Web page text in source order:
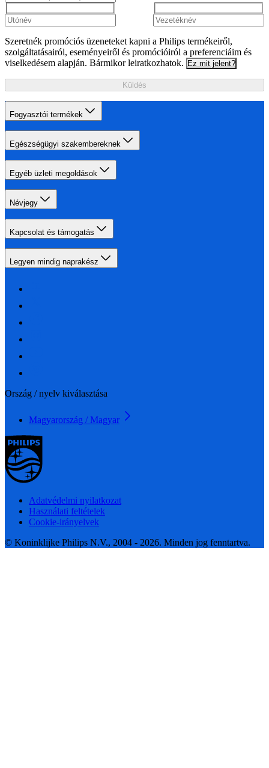
Szeretnék promóciós üzeneteket kapni a Philips termékeiről,
szolgáltatásairól, eseményeiről és promócióiról a preferenciáim és
viselkedésem alapján. Bármikor leiratkozhatok. Ez mit jelent?
Küldés
Fogyasztói termékek
Egészségügyi szakembereknek
Egyéb üzleti megoldások
Névjegy
Kapcsolat és támogatás
Legyen mindig naprakész
Ország / nyelv kiválasztása
Magyarország / Magyar
Adatvédelmi nyilatkozat
Használati feltételek
Cookie-irányelvek
© Koninklijke Philips N.V., 2004 - 2026. Minden jog fenntartva.